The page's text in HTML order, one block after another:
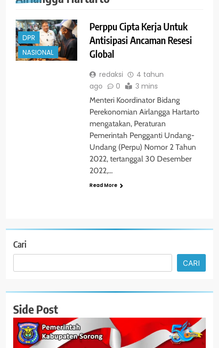
DPR
NASIONAL
Perppu Cipta Kerja Untuk
Antisipasi Ancaman Resesi
Global
redaksi
4 tahun
ago
0 3 mins
Menteri Koordinator Bidang
Perekonomian Airlangga Hartarto
mengatakan, Peraturan
Pemerintah Pengganti Undang-
Undang (Perpu) Nomor 2 Tahun
2022, tertanggal 30 Desember
2022,…
Read More
Cari
CARI
Side Post